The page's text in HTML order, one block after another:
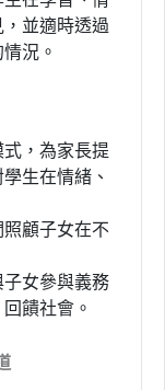
並適時透過
況。
，為家長提
生在情緒、
顧子女在不
女參與義務
饋社會。